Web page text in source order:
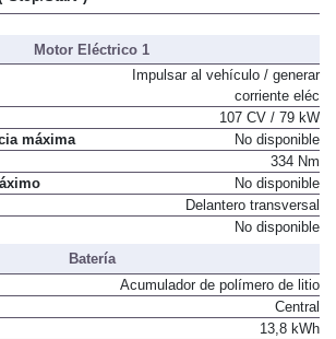
Motor Eléctrico 1
Impulsar al vehículo / generar
corriente eléc
107 CV / 79 kW
máxima
No disponible
334 Nm
No disponible
Delantero transversal
No disponible
Batería
Acumulador de polímero de litio
Central
13,8 kWh